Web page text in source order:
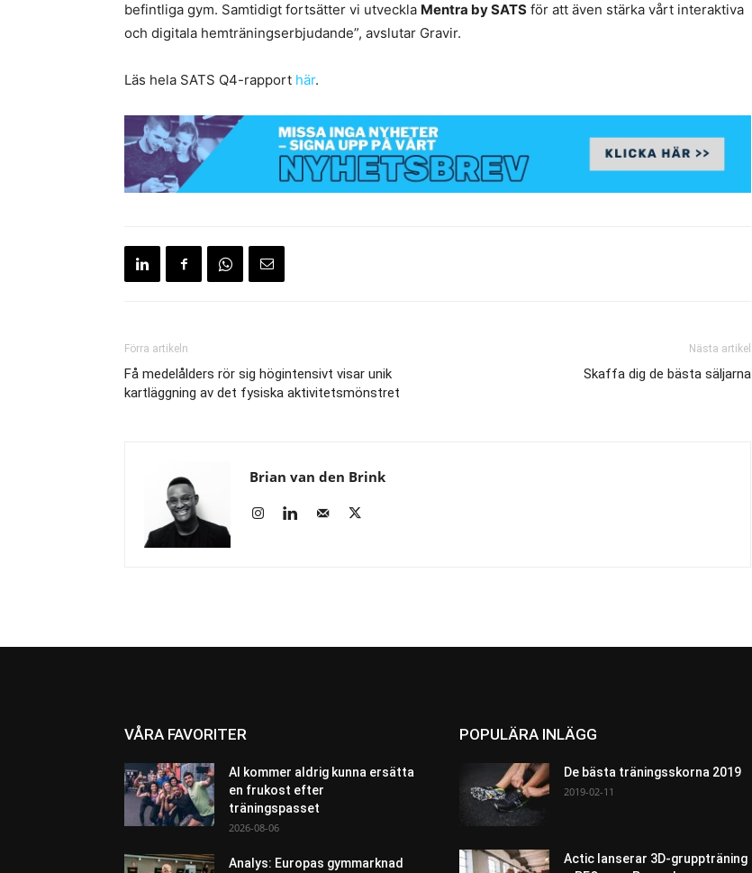
befintliga gym. Samtidigt fortsätter vi utveckla Mentra by SATS för att även stärka vårt interaktiva
och digitala hemträningserbjudande”, avslutar Gravir.
Läs hela SATS Q4-rapport här.
Förra artikeln
Få medelålders rör sig högintensivt visar unik
kartläggning av det fysiska aktivitetsmönstret
Nästa artikel
Skaffa dig de bästa säljarna
Brian van den Brink
VÅRA FAVORITER
AI kommer aldrig kunna ersätta
en frukost efter
träningspasset
2026-08-06
Analys: Europas gymmarknad
POPULÄRA INLÄGG
De bästa träningsskorna 2019
2019-02-11
Actic lanserar 3D-gruppträning